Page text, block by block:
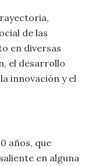
de las
en diversas
el desarrollo
innovación y el
años, que
en alguna